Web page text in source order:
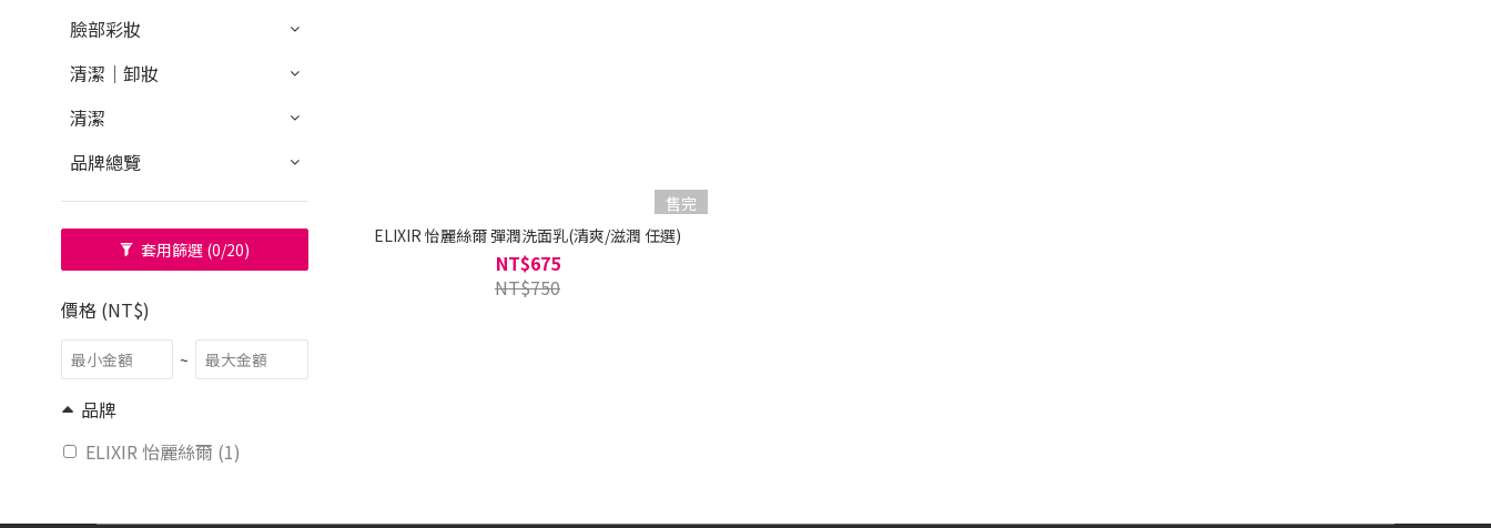
臉部彩妝
清潔｜卸妝
清潔
品牌總覽
套用篩選 (0/20)
價格 (NT$)
~
品牌
ELIXIR 怡麗絲爾 (1)
售完
ELIXIR 怡麗絲爾 彈潤洗面乳(清爽/滋潤 任選)
NT$675
NT$750